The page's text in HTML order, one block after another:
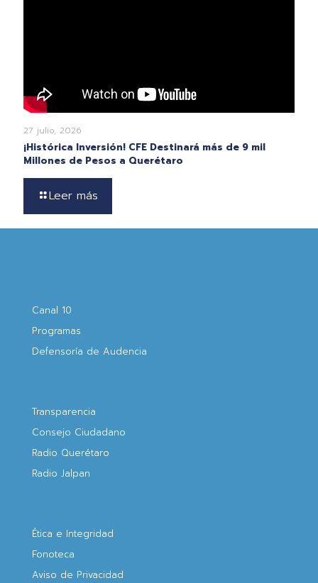
27 julio, 2026
¡Histórica Inversión! CFE Destinará más de 9 mil
Millones de Pesos a Querétaro
Leer más
Canal 10
Programas
Defensoría de Audencia
Transparencia
Consejo Ciudadano
Radio Querétaro
Radio Jalpan
Ética e Integridad
Fonoteca
Aviso de Privacidad